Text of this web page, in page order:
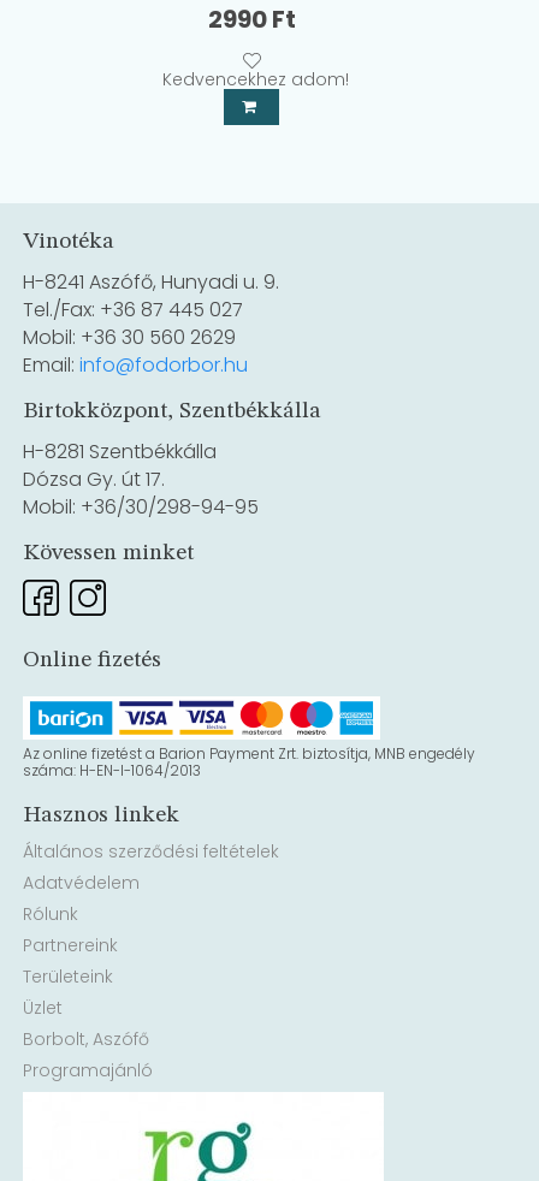
2990Ft
Kedvencekhez adom!
Vinotéka
H-8241 Aszófő, Hunyadi u. 9.
Tel./Fax: +36 87 445 027
Mobil: +36 30 560 2629
Email:info@fodorbor.hu
Birtokközpont, Szentbékkálla
H-8281 Szentbékkálla
Dózsa Gy. út 17.
Mobil: +36/30/298-94-95
Kövessen minket
Online fizetés
Az online fizetést a Barion Payment Zrt. biztosítja, MNB engedély
száma: H-EN-I-1064/2013
Hasznos linkek
Általános szerződési feltételek
Adatvédelem
Rólunk
Partnereink
Területeink
Üzlet
Borbolt, Aszófő
Programajánló